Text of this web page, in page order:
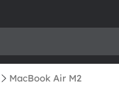
MacBook Air M2